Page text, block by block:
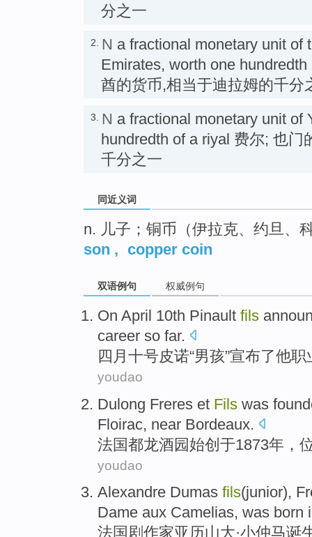
分之一
2. N a fractional monetary unit of
Emirates, worth one
酋的货币,相当于迪拉姆的千分
3. N a fractional monetary unit of
hundredth of a riyal 费尔; 也门
千分之一
同近义词
n. 儿子；铜币（伊拉克、约旦、
son , copper coin
双语例句 权威例句
On April 10th Pinault fils
career so far.
四月 十号皮诺“男孩”宣布了他职
youdao
Dulong Freres et Fils was
Floirac, near Bordeaux.
法国都龙酒园始创 于1873年，
youdao
Alexandre Dumas fils(junior),
Dame aux Camelias, was born
法国 剧作家亚历山大·小仲马诞